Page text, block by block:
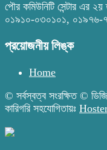
পৌর কমিউনিটি সেন্টার এর ২য়
০১৯১০-০৩০১০১,
প্রয়োজনীয় লিঙ্ক
Home
© সর্বস্বত্ব সংরক্ষিত ©
কারিগরি সহযোগিতায়ঃ